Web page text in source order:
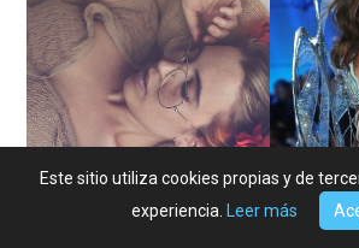
LA BAILARINA BLANCA
DE LA CRUZ O COMO
REINVENTARSE ANTE
LA ADVERSIDAD.
LA
Este sitio utiliza cookies propias y de
experiencia.
Leer más